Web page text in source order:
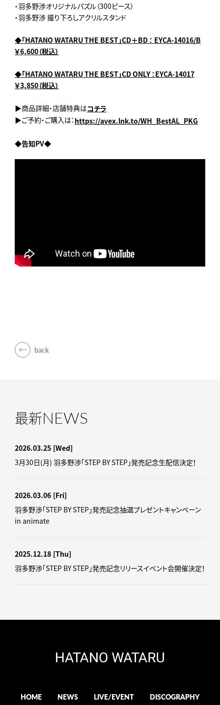
・羽多野渉オリジナルパズル（300ピース）
・羽多野渉 撮り下ろしアクリルスタンド
◆「HATANO WATARU THE BEST」CD＋BD ： EYCA-14016/B
￥6,600（税込）
◆「HATANO WATARU THE BEST」CD ONLY ：EYCA-14017
￥3,850（税込）
▶商品詳細・店舗特典はコチラ
▶ご予約・ご購入は： https://avex.lnk.to/WH_BestAL_PKG
◆告知PV◆
back
最新NEWS
2026.03.25 [Wed]
3月30日(月) 羽多野渉「STEP BY STEP」発売記念生配信決定！
2026.03.06 [Fri]
羽多野渉「STEP BY STEP」発売記念抽選プレゼントキャンペーン
in animate
2025.12.18 [Thu]
羽多野渉「STEP BY STEP」発売記念リリースイベント会開催決定！
HOME NEWS LIVE/EVENT DISCOGRAPHY